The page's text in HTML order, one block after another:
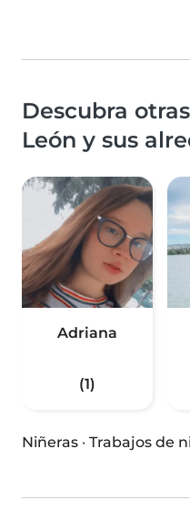
Descubra
León y sus
Adriana
(1)
Niñeras · Trabajos de